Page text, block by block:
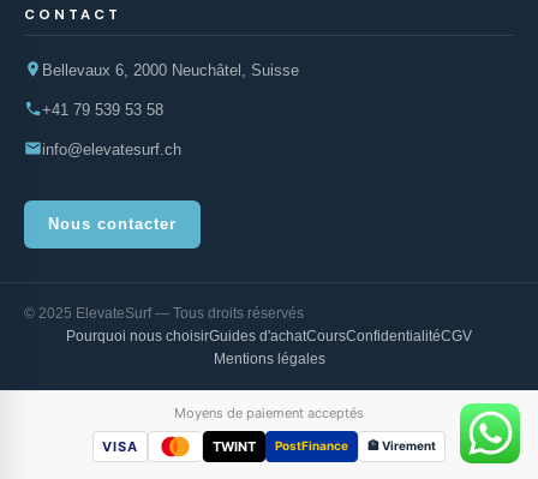
CONTACT
Bellevaux 6, 2000 Neuchâtel, Suisse
+41 79 539 53 58
info@elevatesurf.ch
Nous contacter
© 2025 ElevateSurf — Tous droits réservés
Pourquoi nous choisirGuides d'achatCoursConfidentialitéCGV
Mentions légales
Moyens de paiement acceptés
VISA
TWINT PostFinance 🏦 Virement